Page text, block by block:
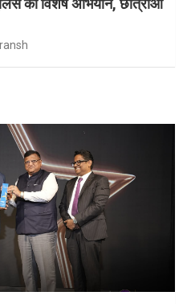
का विशेष अभियान, छात्राओं